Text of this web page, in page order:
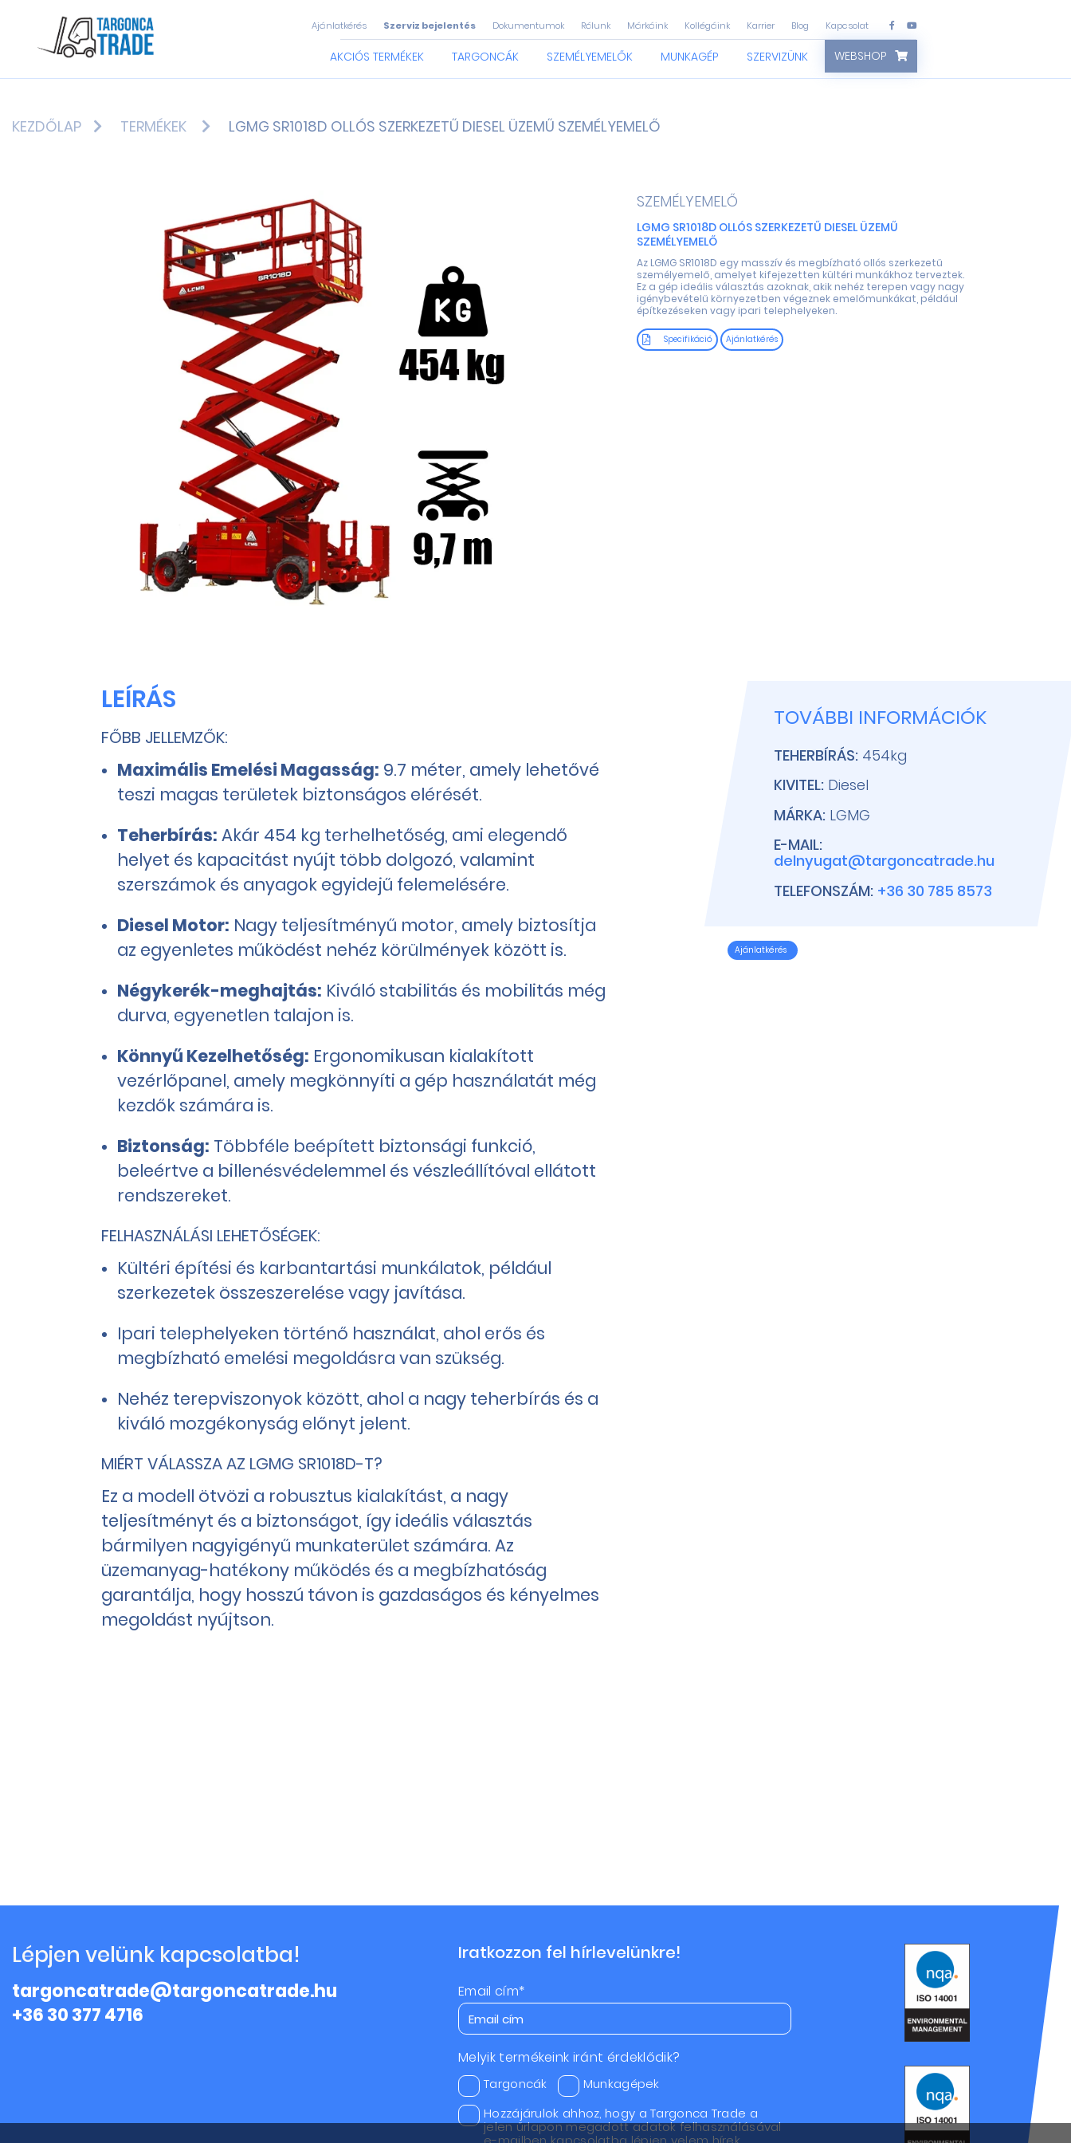
Ajánlatkérés Szerviz bejelentés Dokumentumok Rólunk Márkáink Kollégáink Karrier Blog Kapcsolat
AKCIÓS TERMÉKEK TARGONCÁK SZEMÉLYEMELŐK MUNKAGÉP SZERVIZÜNK WEBSHOP
KEZDŐLAP TERMÉKEK LGMG SR1018D OLLÓS SZERKEZETŰ DIESEL ÜZEMŰ SZEMÉLYEMELŐ
SZEMÉLYEMELŐ
LGMG SR1018D OLLÓS SZERKEZETŰ DIESEL ÜZEMŰ
SZEMÉLYEMELŐ
Az LGMG SR1018D egy masszív és megbízható ollós szerkezetű
személyemelő, amelyet kifejezetten kültéri munkákhoz terveztek.
Ez a gép ideális választás azoknak, akik nehéz terepen vagy nagy
igénybevételű környezetben végeznek emelőmunkákat, például
építkezéseken vagy ipari telephelyeken.
Specifikáció Ajánlatkérés
TOVÁBBI INFORMÁCIÓK
TEHERBÍRÁS: 454kg
KIVITEL: Diesel
MÁRKA: LGMG
E-MAIL:
delnyugat@targoncatrade.hu
TELEFONSZÁM: +36 30 785 8573
Ajánlatkérés
LEÍRÁS
FŐBB JELLEMZŐK:
Maximális Emelési Magasság: 9.7 méter, amely lehetővé
teszi magas területek biztonságos elérését.
Teherbírás: Akár 454 kg terhelhetőség, ami elegendő
helyet és kapacitást nyújt több dolgozó, valamint
szerszámok és anyagok egyidejű felemelésére.
Diesel Motor: Nagy teljesítményű motor, amely biztosítja
az egyenletes működést nehéz körülmények között is.
Négykerék-meghajtás: Kiváló stabilitás és mobilitás még
durva, egyenetlen talajon is.
Könnyű Kezelhetőség: Ergonomikusan kialakított
vezérlőpanel, amely megkönnyíti a gép használatát még
kezdők számára is.
Biztonság: Többféle beépített biztonsági funkció,
beleértve a billenésvédelemmel és vészleállítóval ellátott
rendszereket.
FELHASZNÁLÁSI LEHETŐSÉGEK:
Kültéri építési és karbantartási munkálatok, például
szerkezetek összeszerelése vagy javítása.
Ipari telephelyeken történő használat, ahol erős és
megbízható emelési megoldásra van szükség.
Nehéz terepviszonyok között, ahol a nagy teherbírás és a
kiváló mozgékonyság előnyt jelent.
MIÉRT VÁLASSZA AZ LGMG SR1018D-T?
Ez a modell ötvözi a robusztus kialakítást, a nagy
teljesítményt és a biztonságot, így ideális választás
bármilyen nagyigényű munkaterület számára. Az
üzemanyag-hatékony működés és a megbízhatóság
garantálja, hogy hosszú távon is gazdaságos és kényelmes
megoldást nyújtson.
Lépjen velünk kapcsolatba!
targoncatrade@targoncatrade.hu
+36 30 377 4716
Iratkozzon fel hírlevelünkre!
Email cím*
Melyik termékeink iránt érdeklődik?
Targoncák
Munkagépek
Hozzájárulok ahhoz, hogy a Targonca Trade a
jelen űrlapon megadott adatok felhasználásával